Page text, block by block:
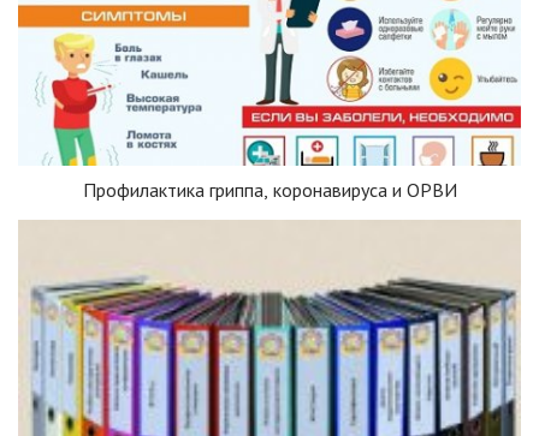
Профилактика гриппа, коронавируса и ОРВИ